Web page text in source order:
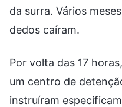
da surra. Vários
dedos caíram.
Por volta das 17
um centro de
instruíram